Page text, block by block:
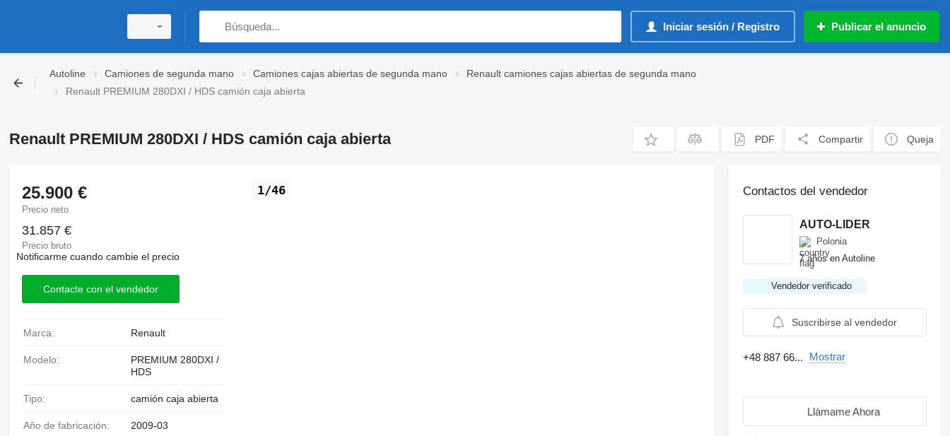
Iniciar sesión / Registro Publicar el anuncio
Autoline Camiones de segunda mano Camiones cajas abiertas de segunda mano
Renault camiones cajas abiertas de segunda mano
Renault PREMIUM 280DXI / HDS camión caja abierta
Renault PREMIUM 280DXI / HDS camión caja abierta PDF Compartir Queja
1/46
25.900 €
Precio neto
31.857 €
Precio bruto
Notificarme cuando cambie el precio
Contacte con el vendedor
Marca: Renault
Modelo:
PREMIUM 280DXI /
HDS
Tipo: camión caja abierta
Año de fabricación: 2009-03
Contactos del vendedor
AUTO-LIDER
Polonia
7 años en Autoline
Vendedor verificado
Suscribirse al vendedor
+48 887 66... Mostrar
Llámame Ahora